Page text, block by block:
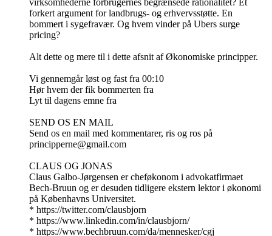
virksomhederne forbrugernes begrænsede rationalitet? Et
forkert argument for landbrugs- og erhvervsstøtte. En
bommert i sygefravær. Og hvem vinder på Ubers surge
pricing?
Alt dette og mere til i dette afsnit af Økonomiske principper.
Vi gennemgår løst og fast fra 00:10
Hør hvem der fik bommerten fra
Lyt til dagens emne fra
SEND OS EN MAIL
Send os en mail med kommentarer, ris og ros på
principperne@gmail.com
CLAUS OG JONAS
Claus Galbo-Jørgensen er cheføkonom i advokatfirmaet
Bech-Bruun og er desuden tidligere ekstern lektor i økonomi
på Københavns Universitet.
* https://twitter.com/clausbjorn
* https://www.linkedin.com/in/clausbjorn/
* https://www.bechbruun.com/da/mennesker/cgj